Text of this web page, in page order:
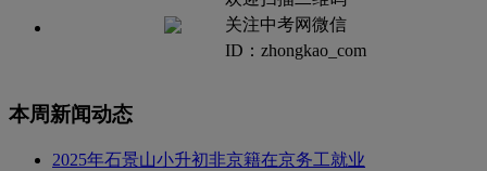
关注中考网微信
ID：zhongkao_com
本周新闻动态
2025年石景山小升初非京籍在京务工就业